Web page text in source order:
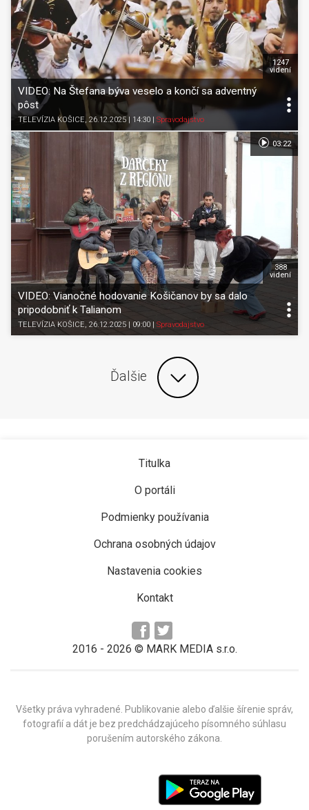
VIDEO: Na Štefana býva veselo a končí sa adventný
pôst
TELEVÍZIA KOŠICE, 26.12.2025 | 14:30 Spravodajstvo
1247
videní
VIDEO: Vianočné hodovanie Košičanov by sa dalo
pripodobniť k Talianom
TELEVÍZIA KOŠICE, 26.12.2025 | 09:00 Spravodajstvo
388
videní
03:22
Ďalšie
Titulka
O portáli
Podmienky používania
Ochrana osobných údajov
Nastavenia cookies
Kontakt
2016 - 2026 © MARK MEDIA s.r.o.
Všetky práva vyhradené. Publikovanie alebo ďalšie šírenie správ,
fotografií a dát je bez predchádzajúceho písomného súhlasu
porušením autorského zákona.